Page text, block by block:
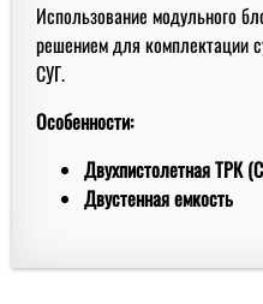
Использование модульного
решением для комплектации
СУГ.
Особенности:
Двухпистолетная ТРК
Двустенная емкость